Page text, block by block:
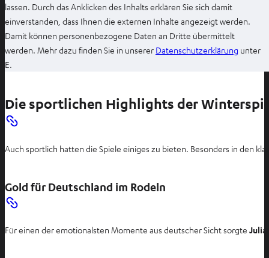
lassen. Durch das Anklicken des Inhalts erklären Sie sich damit
einverstanden, dass Ihnen die externen Inhalte angezeigt werden.
Damit können personenbezogene Daten an Dritte übermittelt
werden. Mehr dazu finden Sie in unserer Datenschutzerklärung
u
T
n
unter
E.
Die sportlichen Highlights der
Auch sportlich hatten die Spiele einiges zu bieten. Besonders in den
Gold für Deutschland im Rodeln
Für einen der emotionalsten Momente aus deutscher Sicht sorgte Julia